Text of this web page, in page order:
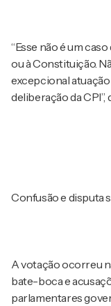
“Esse não é um
ou à Constituição.
excepcional
deliberação da CPI”,
Confusão e disputa
A votação ocorreu
bate-boca e
parlamentares